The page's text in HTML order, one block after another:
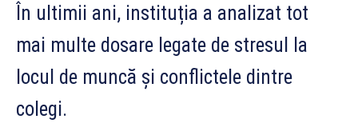
În ultimii ani, instituția a analizat tot
mai multe dosare legate de stresul la
locul de muncă și conflictele dintre
colegi.